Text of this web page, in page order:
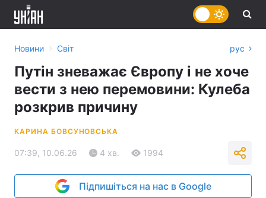
Новини › Світ рус
Путін зневажає Європу і не хоче
вести з нею перемовини: Кулеба
розкрив причину
КАРИНА БОВСУНОВСЬКА
07:39, 10.06.26 4 хв. 1994
Підпишіться на нас в Google